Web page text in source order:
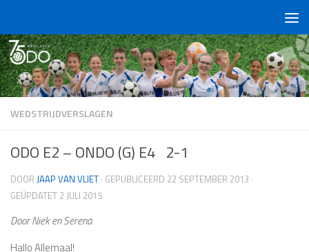
WEDSTRIJDVERSLAGEN
ODO E2 – ONDO (G) E4 2-1
DOOR JAAP VAN VLIET · GEPUBLICEERD 22 SEPTEMBER 2013 ·
GEÜPDATET 2 JULI 2015
Door Niek en Serena
Hallo Allemaal!